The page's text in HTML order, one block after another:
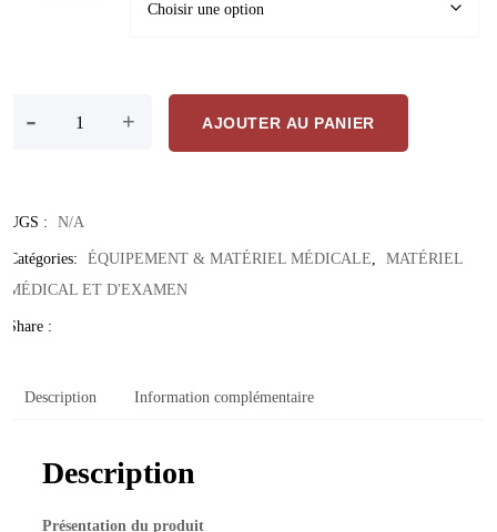
- + AJOUTER AU PANIER
UGS : N/A
Catégories: ÉQUIPEMENT & MATÉRIEL MÉDICALE
MATÉRIEL
MÉDICAL ET D'EXAMEN
Share :
Description Information complémentaire
Description
Présentation du produit